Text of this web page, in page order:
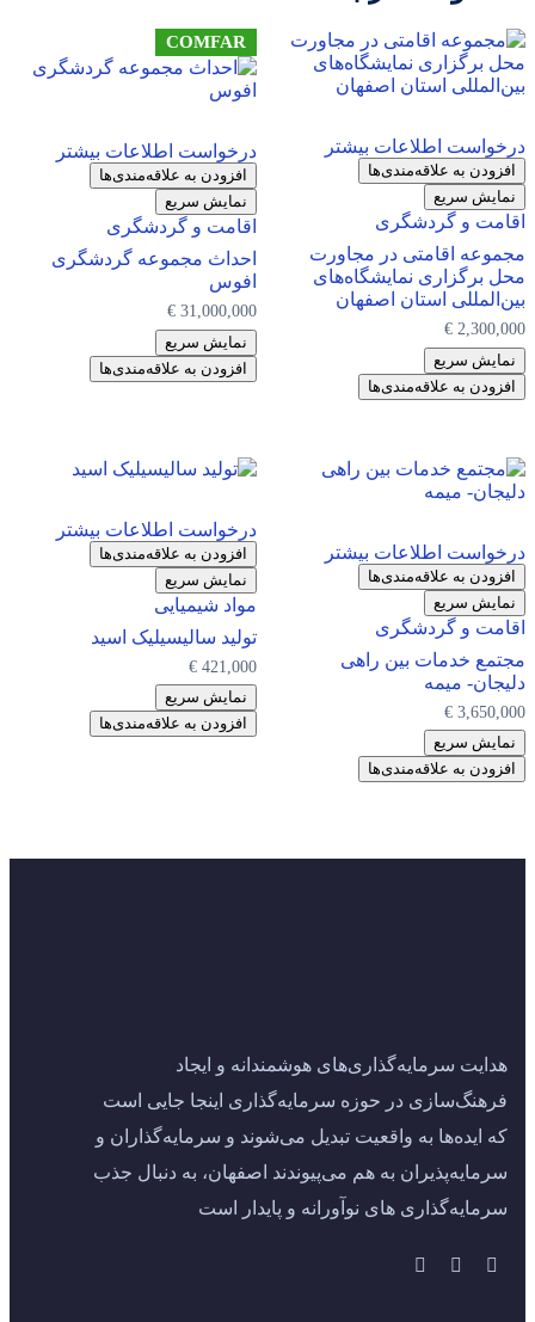
درخواست اطلاعات بیشتر
افزودن به علاقه‌مندی‌ها
نمایش سریع
اقامت و گردشگری
مجموعه اقامتی در مجاورت
محل برگزاری نمایشگاه‌های
بین‌المللی استان اصفهان
€ 2,300,000
نمایش سریع
افزودن به علاقه‌مندی‌ها
COMFAR
درخواست اطلاعات بیشتر
افزودن به علاقه‌مندی‌ها
نمایش سریع
اقامت و گردشگری
احداث مجموعه گردشگری
افوس
€ 31,000,000
نمایش سریع
افزودن به علاقه‌مندی‌ها
درخواست اطلاعات بیشتر
افزودن به علاقه‌مندی‌ها
نمایش سریع
اقامت و گردشگری
مجتمع خدمات بین راهی
دلیجان- میمه
€ 3,650,000
نمایش سریع
افزودن به علاقه‌مندی‌ها
درخواست اطلاعات بیشتر
افزودن به علاقه‌مندی‌ها
نمایش سریع
مواد شیمیایی
تولید سالیسیلیک اسید
€ 421,000
نمایش سریع
افزودن به علاقه‌مندی‌ها
هدایت سرمایه‌گذاری‌های هوشمندانه و ایجاد
فرهنگ‌سازی در حوزه سرمایه‌گذاری اینجا جایی است
که ایده‌ها به واقعیت تبدیل می‌شوند و سرمایه‌گذاران و
سرمایه‌پذیران به هم می‌پیوندند اصفهان، به دنبال جذب
سرمایه‌گذاری‌ های نوآورانه و پایدار است